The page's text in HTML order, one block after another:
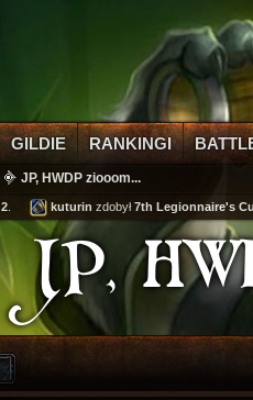
GILDIE RANKINGI
JP, HWDP ziooom...
kuturinzdobył7th Legionnaire's Cuffs
JP,